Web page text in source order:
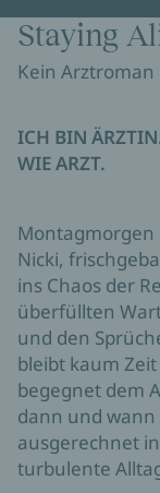
Staying
Kein Arztroman
ICH BIN
WIE ARZT.
Montagmorgen
Nicki,
ins Chaos der
überfüllten
und den
bleibt kaum
begegnet dem
dann und wann
ausgerechnet
turbulente